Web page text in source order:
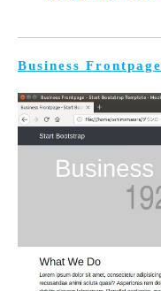
Business Frontpage